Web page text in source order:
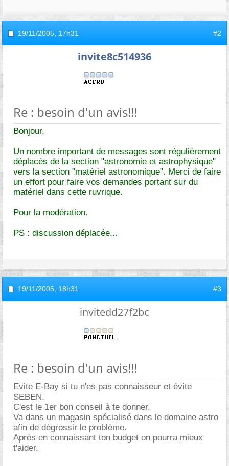
19/11/2005, 17h31 #2
invite8c514936
Re : besoin d'un avis!!!
Bonjour,
Un nombre important de messages sont régulièrement
déplacés de la section "astronomie et astrophysique"
vers la section "matériel astronomique". Merci de faire
un effort pour faire vos demandes portant sur du
matériel dans cette ruvrique.
Pour la modération.
PS : discussion déplacée...
19/11/2005, 18h31 #3
invitedd27f2bc
Re : besoin d'un avis!!!
Evite E-Bay si tu n'es pas connaisseur et évite
SEBEN.
C'est le 1er bon conseil à te donner.
Va dans un magasin spécialisé dans le domaine astro
afin de dégrossir le problème.
Après en connaissant ton budget on pourra mieux
t'aider.